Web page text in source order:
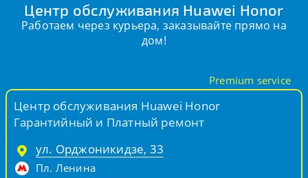
Центр обслуживания Huawei Honor
Работаем через курьера, заказывайте прямо на
дом!
Центр обслуживания Huawei Honor
Гарантийный и Платный ремонт
ул. Орджоникидзе, 33
Пл. Ленина
Premium service